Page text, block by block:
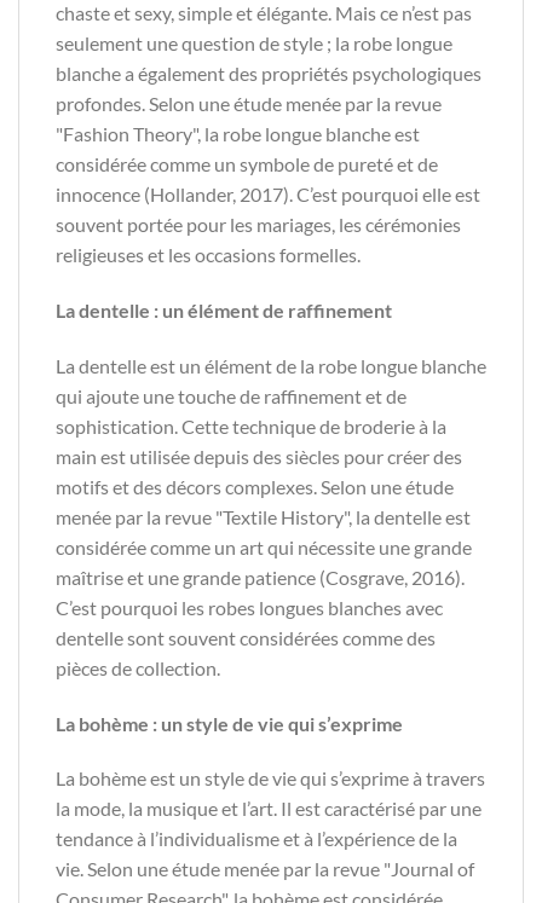
chaste et sexy, simple et élégante. Mais ce n’est pas
seulement une question de style ; la robe longue
blanche a également des propriétés psychologiques
profondes. Selon une étude menée par la revue
"Fashion Theory", la robe longue blanche est
considérée comme un symbole de pureté et de
innocence (Hollander, 2017). C’est pourquoi elle est
souvent portée pour les mariages, les cérémonies
religieuses et les occasions formelles.
La dentelle : un élément de raffinement
La dentelle est un élément de la robe longue blanche
qui ajoute une touche de raffinement et de
sophistication. Cette technique de broderie à la
main est utilisée depuis des siècles pour créer des
motifs et des décors complexes. Selon une étude
menée par la revue "Textile History", la dentelle est
considérée comme un art qui nécessite une grande
maîtrise et une grande patience (Cosgrave, 2016).
C’est pourquoi les robes longues blanches avec
dentelle sont souvent considérées comme des
pièces de collection.
La bohème : un style de vie qui s’exprime
La bohème est un style de vie qui s’exprime à travers
la mode, la musique et l’art. Il est caractérisé par une
tendance à l’individualisme et à l’expérience de la
vie. Selon une étude menée par la revue "Journal of